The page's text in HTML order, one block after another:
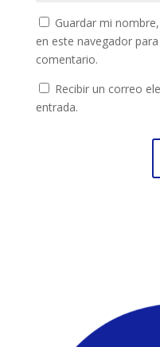
Guardar mi
en este navegador
comentario.
Recibir un correo
entrada.